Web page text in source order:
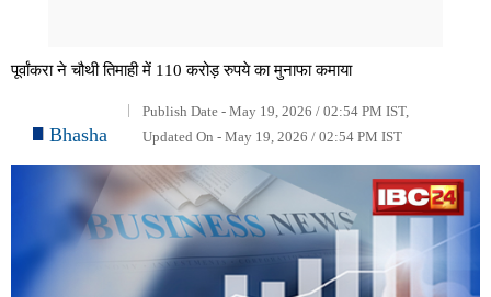
पूर्वांकरा ने चौथी तिमाही में 110 करोड़ रुपये का मुनाफा कमाया
Bhasha
Publish Date - May 19, 2026 / 02:54 PM IST,
Updated On - May 19, 2026 / 02:54 PM IST